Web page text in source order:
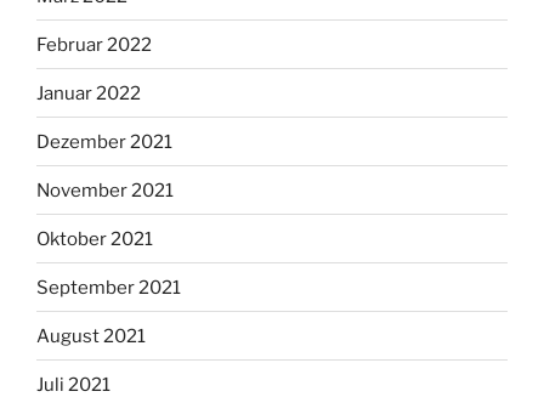
Februar 2022
Januar 2022
Dezember 2021
November 2021
Oktober 2021
September 2021
August 2021
Juli 2021